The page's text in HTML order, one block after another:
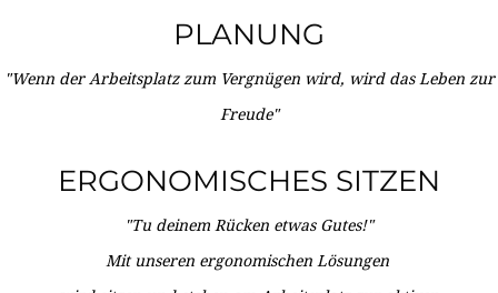
PLANUNG
"Wenn der Arbeitsplatz zum Vergnügen wird, wird das Leben zur
Freude"
ERGONOMISCHES SITZEN
"Tu deinem Rücken etwas Gutes!"
Mit unseren ergonomischen Lösungen